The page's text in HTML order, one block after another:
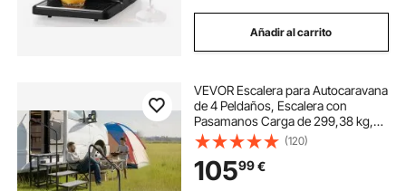
Añadir al carrito
VEVOR Escalera para Autocaravana
de 4 Peldaños, Escalera con
Pasamanos Carga de 299,38 kg,
con Alfombrilla Antideslizante, para
Personas Mayores y Mascotas,
Portátil para Jacuzzi, Caravana,
Porche
(120)
10599€